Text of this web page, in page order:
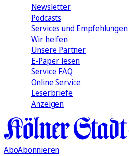
Newsletter
Podcasts
Services und Empfehlungen
Wir helfen
Unsere Partner
E-Paper lesen
Service FAQ
Online Service
Leserbriefe
Anzeigen
AboAbonnieren